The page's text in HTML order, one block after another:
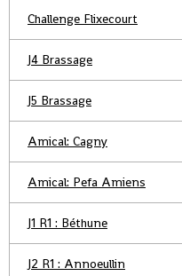
Challenge Flixecourt
J4 Brassage
J5 Brassage
Amical: Cagny
Amical: Pefa Amiens
J1 R1 : Béthune
J2 R1 : Annoeullin